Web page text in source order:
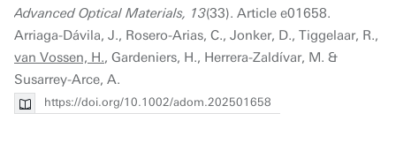
Advanced Optical Materials, 13(33). Article e01658.
Arriaga-Dávila, J., Rosero-Arias, C., Jonker, D., Tiggelaar, R.,
van Vossen, H., Gardeniers, H., Herrera-Zaldívar, M. &
Susarrey-Arce, A.
https://doi.org/10.1002/adom.202501658